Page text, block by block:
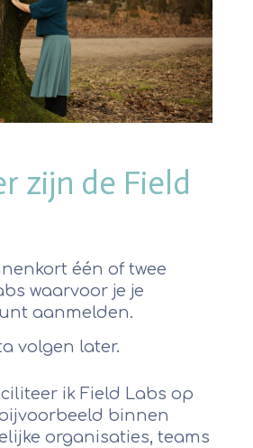
zijn de Field
één of twee
waarvoor je je
aanmelden.
volgen later.
ik Field Labs op
binnen
organisaties, teams